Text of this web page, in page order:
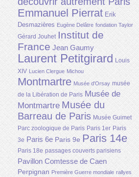
Emmanuel Pierrat Erik
Desmazières Eugène Delâtre fondation Taylor
Gérard Jouhet Institut de
France Jean Gaumy
Laurent Petitgirard Louis
XIV Lucien Clergue Michou
Montmartre Musée d'Orsay musée
de la Libération de Paris Musée de
Montmartre Musée du
Barreau de Paris Musée Guimet
Parc zoologique de Paris Paris 1er Paris
3e Paris 6e Paris 9e Paris 14e
Paris 18e passages couverts parisiens
Pavillon Comtesse de Caen
Perpignan Première Guerre mondiale rallyes